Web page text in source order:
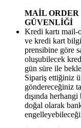
MAİL
GÜVENLİĞİ
Kredi kartı
ve kredi kart
prensibine göre
oluşubilecek
gün süre ile
Sipariş ettiğiniz
göndereceğiniz
dışında
doğal olarak